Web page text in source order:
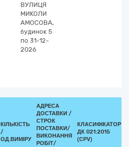
ВУЛИЦЯ
МИКОЛИ
АМОСОВА,
будинок 5
по 31-12-
2026
КІЛЬКІСТЬ
/
ОД.ВИМІРУ
АДРЕСА
ДОСТАВКИ /
СТРОК
ПОСТАВКИ/
ВИКОНАННЯ
РОБІТ/
КЛАСИФІКАТОР
ДК 021:2015
(CPV)